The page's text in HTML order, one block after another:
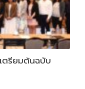
ตรียมต้นฉบับ